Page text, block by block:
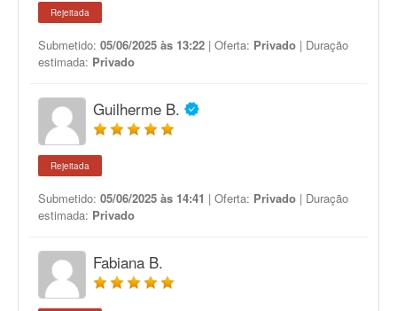
Rejeitada
Submetido: 05/06/2025 às 13:22 | Oferta: Privado | Duração
estimada: Privado
Guilherme B.
Rejeitada
Submetido: 05/06/2025 às 14:41 | Oferta: Privado | Duração
estimada: Privado
Fabiana B.